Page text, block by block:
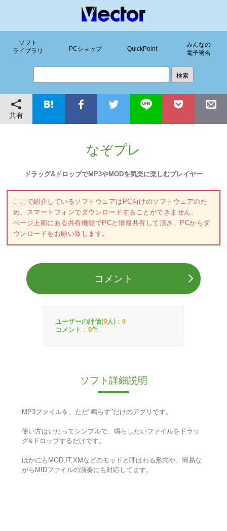
ソフト
ライブラリ
PCショップ QuickPoint
みんなの
電子署名
共有
なぞプレ
ドラッグ&ドロップでMP3やMODを気楽に楽しむプレイヤー
ここで紹介しているソフトウェアはPC向けのソフトウェアのた
め、スマートフォンでダウンロードすることができません。
ページ上部にある共有機能でPCと情報共有して頂き、PCからダ
ウンロードをお願い致します。
コメント
ユーザーの評価(0 人)： 0
コメント： 0件
ソフト詳細説明
MP3ファイルを、ただ"鳴らす"だけのアプリです。
使い方はいたってシンプルで、鳴らしたいファイルをドラッ
グ&ドロップするだけです。
ほかにもMOD,IT,XMなどのモッドと呼ばれる形式や、簡易な
がらMIDファイルの演奏にも対応してます。